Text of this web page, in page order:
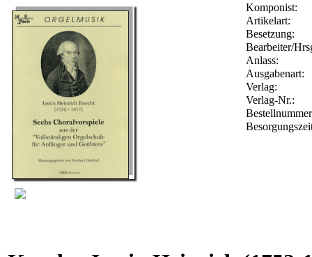
Komponist:
Artikelart:
Besetzung:
Bearbeiter/
Anlass:
Ausgabenart:
Verlag:
Verlag-Nr.: